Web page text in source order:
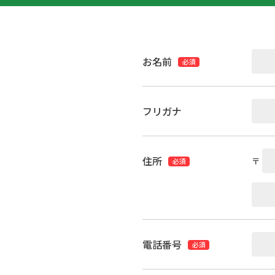
お名前 必須
フリガナ
住所 必須 〒
電話番号 必須